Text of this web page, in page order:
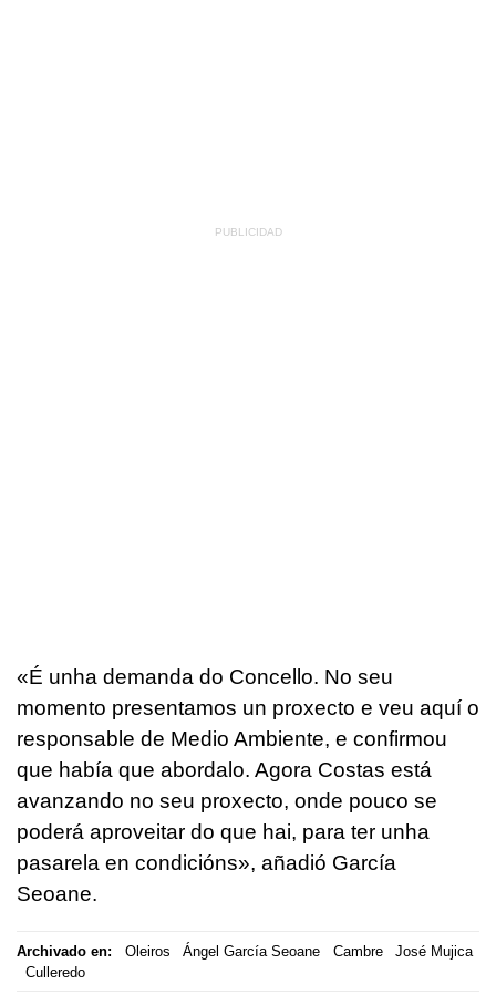
«É unha demanda do Concello. No seu
momento presentamos un proxecto e veu aquí o
responsable de Medio Ambiente, e confirmou
que había que abordalo. Agora Costas está
avanzando no seu proxecto, onde pouco se
poderá aproveitar do que hai, para ter unha
pasarela en condicións», añadió García
Seoane.
Archivado en: Oleiros Ángel García Seoane Cambre
José Mujica
Culleredo